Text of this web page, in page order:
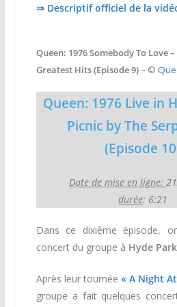
⇒ Descriptif officiel de la
Queen: 1976 Somebody To Love –
Greatest Hits (Episode 9)– ©
Queen: 1976 Live in
Picnic by The
(Episode
Date de mise en ligne:
durée: 6:21
Dans ce dixième épisode,
concert du groupe à Hyde Park
Après leur tournée « A Night
groupe a fait quelques